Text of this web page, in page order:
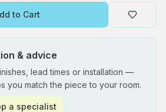
to Cart
& advice
lead times or installation —
you match the piece to your room.
a specialist